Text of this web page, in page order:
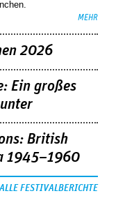
MEHR
2026
Ein großes
British
1945–1960
ALLE FESTIVALBERICHTE